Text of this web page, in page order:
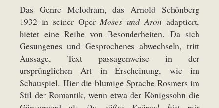
Das Genre Melodram, das Arnold Schönberg
1932 in seiner OperMoses und Aron adaptiert,
bietet eine Reihe von Besonderheiten. Da sich
Gesungenes und Gesprochenes abwechseln, tritt
Aussage, Text passagenweise in der
ursprünglichen Art in Erscheinung, wie im
Schauspiel. Hier die blumige Sprache Rosmers im
Stil der Romantik, wenn etwa der Königssohn die